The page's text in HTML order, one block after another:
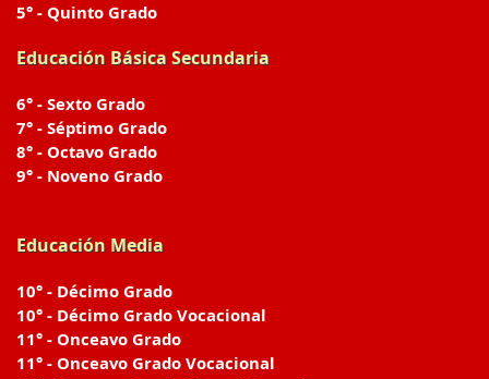
5° - Quinto Grado
Educación Básica Secundaria
6° - Sexto Grado
7° - Séptimo Grado
8° - Octavo Grado
9° - Noveno Grado
Educación Media
10° - Décimo Grado
10° - Décimo Grado Vocacional
11° - Onceavo Grado
11° - Onceavo Grado Vocacional